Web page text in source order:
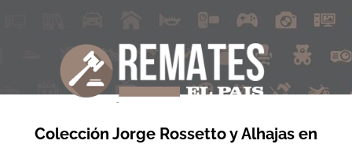
Colección Jorge Rossetto y Alhajas en